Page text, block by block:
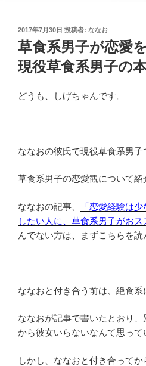
投
稿
日:
2017年7月30日 投稿者: ななお
草食系男子が恋愛
現役草食系男子の
どうも、しげちゃんです。
ななおの彼氏で現役草食系男子
草食系男子の恋愛観について紹
ななおの記事、
「恋愛経験は
したい人に、草食系男子がおス
んでない方は、まずこちらを読
ななおと付き合う前は、絶食系
ななおが記事で書いたとおり、
から彼女いらないなんて思って
しかし、ななおと付き合ってか